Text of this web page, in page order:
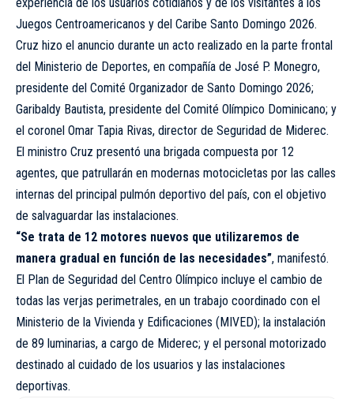
Juegos Centroamericanos y del Caribe Santo Domingo 2026.
Cruz hizo el anuncio durante un acto realizado en la parte frontal
del Ministerio de Deportes, en compañía de José P. Monegro,
presidente del Comité Organizador de Santo Domingo 2026;
Garibaldy Bautista, presidente del Comité Olímpico Dominicano; y
el coronel Omar Tapia Rivas, director de Seguridad de Miderec.
El ministro Cruz presentó una brigada compuesta por 12
agentes, que patrullarán en modernas motocicletas por las calles
internas del principal pulmón deportivo del país, con el objetivo
de salvaguardar las instalaciones.
“Se trata de 12 motores nuevos que utilizaremos de
manera gradual en función de las necesidades”, manifestó.
El Plan de Seguridad del Centro Olímpico incluye el cambio de
todas las verjas perimetrales, en un trabajo coordinado con el
Ministerio de la Vivienda y Edificaciones (MIVED); la instalación
de 89 luminarias, a cargo de Miderec; y el personal motorizado
destinado al cuidado de los usuarios y las instalaciones
deportivas.